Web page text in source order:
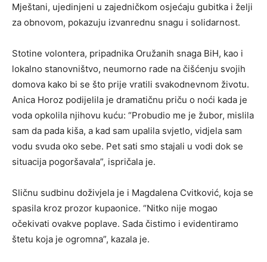
Mještani, ujedinjeni u zajedničkom osjećaju gubitka i želji
za obnovom, pokazuju izvanrednu snagu i solidarnost.
Stotine volontera, pripadnika Oružanih snaga BiH, kao i
lokalno stanovništvo, neumorno rade na čišćenju svojih
domova kako bi se što prije vratili svakodnevnom životu.
Anica Horoz podijelila je dramatičnu priču o noći kada je
voda opkolila njihovu kuću: “Probudio me je žubor, mislila
sam da pada kiša, a kad sam upalila svjetlo, vidjela sam
vodu svuda oko sebe. Pet sati smo stajali u vodi dok se
situacija pogoršavala”, ispričala je.
Sličnu sudbinu doživjela je i Magdalena Cvitković, koja se
spasila kroz prozor kupaonice. “Nitko nije mogao
očekivati ovakve poplave. Sada čistimo i evidentiramo
štetu koja je ogromna”, kazala je.